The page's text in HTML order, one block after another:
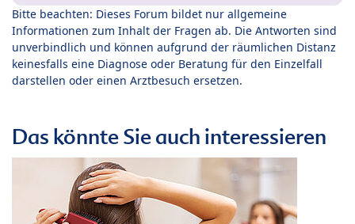
Bitte beachten: Dieses Forum bildet nur allgemeine
Informationen zum Inhalt der Fragen ab. Die Antworten sind
unverbindlich und können aufgrund der räumlichen Distanz
keinesfalls eine Diagnose oder Beratung für den Einzelfall
darstellen oder einen Arztbesuch ersetzen.
Das könnte Sie auch interessieren